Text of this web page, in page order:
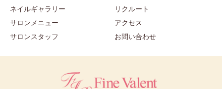
ネイルギャラリー
サロンメニュー
サロンスタッフ
リクルート
アクセス
お問い合わせ